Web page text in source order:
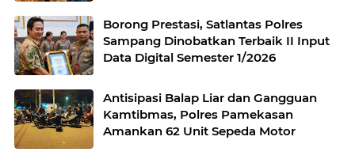
Borong Prestasi, Satlantas Polres
Sampang Dinobatkan Terbaik II Input
Data Digital Semester 1/2026
Antisipasi Balap Liar dan Gangguan
Kamtibmas, Polres Pamekasan
Amankan 62 Unit Sepeda Motor